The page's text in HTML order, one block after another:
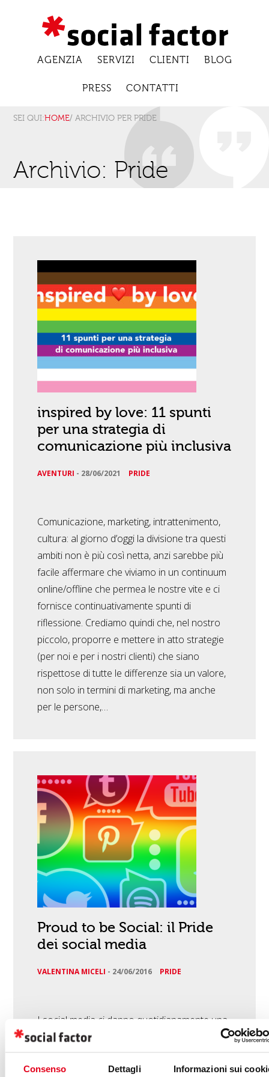
Consenso Dettagli Informazioni sui
AGENZIA SERVIZI CLIENTI BLOG
PRESS CONTATTI
SEI QUI:HOME/ ARCHIVIO PER PRIDE
Archivio: Pride
inspired by love: 11 spunti
per una strategia di
comunicazione più inclusiva
AVENTURI - 28/06/2021 PRIDE
Comunicazione, marketing, intrattenimento,
cultura: al giorno d’oggi la divisione tra questi
ambiti non è più così netta, anzi sarebbe più
facile affermare che viviamo in un continuum
online/offline che permea le nostre vite e ci
fornisce continuativamente spunti di
riflessione. Crediamo quindi che, nel nostro
piccolo, proporre e mettere in atto strategie
(per noi e per i nostri clienti) che siano
rispettose di tutte le differenze sia un valore,
non solo in termini di marketing, ma anche
per le persone,…
Proud to be Social: il Pride
dei social media
VALENTINA MICELI - 24/06/2016 PRIDE
I social media ci danno quotidianamente una
diapositiva realistica della nostra società e in
varietà delle sue etnie, culture, credo e generi.